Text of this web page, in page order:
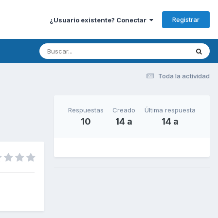
¿Usuario existente? Conectar Registrar
Toda la actividad
Respuestas
10
Creado
14 a
Última respuesta
14 a